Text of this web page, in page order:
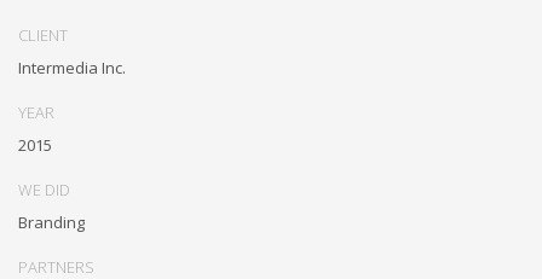
networks. Energistically evolve cross-platform data with market-
compatible methods of empowerment via granular web services.
Assertively monetize standardized information whereas resource
CLIENT
Intermedia Inc.
YEAR
2015
WE DID
Branding
PARTNERS